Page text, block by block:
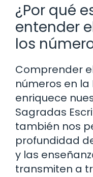
¿Por qué
entender
los
Comprender
números en la
enriquece
Sagradas
también nos
profundidad
y las
transmiten a